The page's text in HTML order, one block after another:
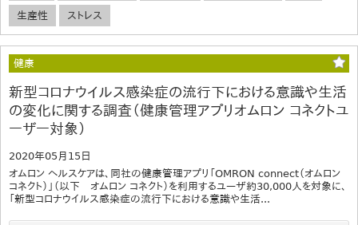
生産性 ストレス
健康
新型コロナウイルス感染症の流行下における意識や生活
の変化に関する調査（健康管理アプリオムロン コネクトユ
ーザー対象）
2020年05月15日
オムロン ヘルスケアは、同社の健康管理アプリ「OMRON connect（オムロン
コネクト）」（以下 オムロン コネクト）を利用するユーザ約30,000人を対象に、
「新型コロナウイルス感染症の流行下における意識や生活...